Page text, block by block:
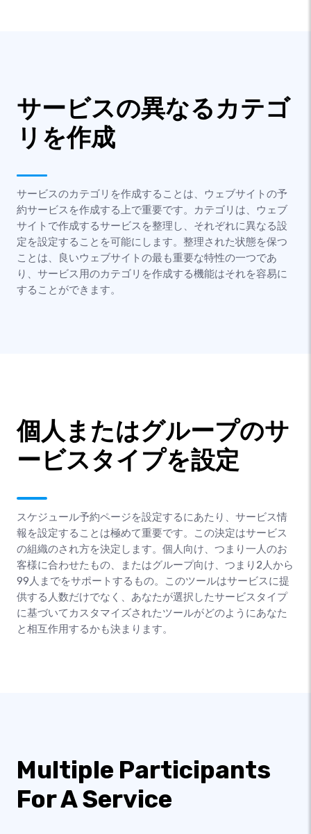
サービスの異なるカテゴ
リを作成
サービスのカテゴリを作成することは、ウェブサイトの予
約サービスを作成する上で重要です。カテゴリは、ウェブ
サイトで作成するサービスを整理し、それぞれに異なる設
定を設定することを可能にします。整理された状態を保つ
ことは、良いウェブサイトの最も重要な特性の一つであ
り、サービス用のカテゴリを作成する機能はそれを容易に
することができます。
個人またはグループのサ
ービスタイプを設定
スケジュール予約ページを設定するにあたり、サービス情
報を設定することは極めて重要です。この決定はサービス
の組織のされ方を決定します。個人向け、つまり一人のお
客様に合わせたもの、またはグループ向け、つまり2人から
99人までをサポートするもの。このツールはサービスに提
供する人数だけでなく、あなたが選択したサービスタイプ
に基づいてカスタマイズされたツールがどのようにあなた
と相互作用するかも決まります。
Multiple Participants
For A Service